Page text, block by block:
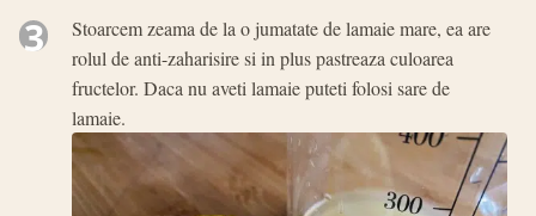
3
Stoarcem zeama de la o jumatate de lamaie mare, ea are
rolul de anti-zaharisire si in plus pastreaza culoarea
fructelor. Daca nu aveti lamaie puteti folosi sare de
lamaie.